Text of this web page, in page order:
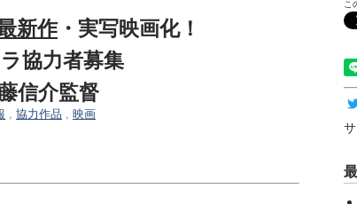
新作・実写映画化！
協力者募集
信介監督
, 協力作品 , 映画
こ